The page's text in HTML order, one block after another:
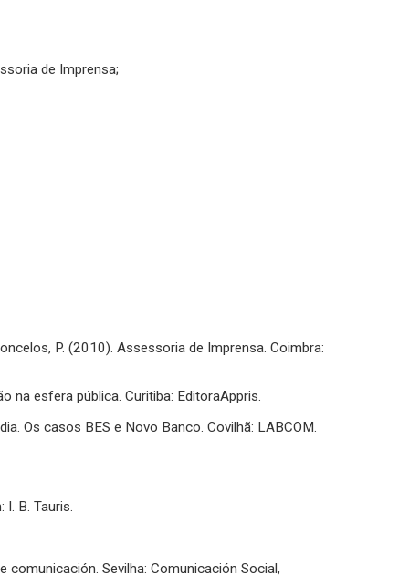
de Imprensa;
P. (2010). Assessoria de Imprensa. Coimbra:
na esfera pública. Curitiba: EditoraAppris.
Os casos BES e Novo Banco. Covilhã: LABCOM.
I. B. Tauris.
comunicación. Sevilha: Comunicación Social,